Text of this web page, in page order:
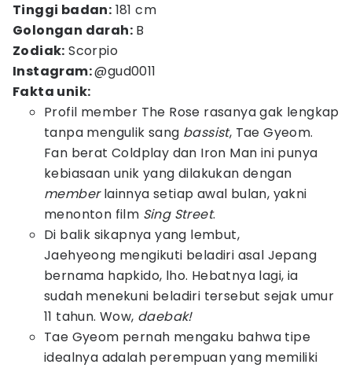
Tinggi badan: 181 cm
Golongan darah: B
Zodiak: Scorpio
Instagram:@gud0011
Fakta unik:
Profil member The Rose rasanya gak lengkap
tanpa mengulik sang bassist, Tae Gyeom.
Fan berat Coldplay dan Iron Man ini punya
kebiasaan unik yang dilakukan dengan
memberlainnya setiap awal bulan, yakni
menonton film Sing Street.
Di balik sikapnya yang lembut,
Jaehyeong mengikuti beladiri asal Jepang
bernama hapkido, lho. Hebatnya lagi, ia
sudah menekuni beladiri tersebut sejak umur
11 tahun. Wow, daebak!
Tae Gyeom pernah mengaku bahwa tipe
idealnya adalah perempuan yang memiliki